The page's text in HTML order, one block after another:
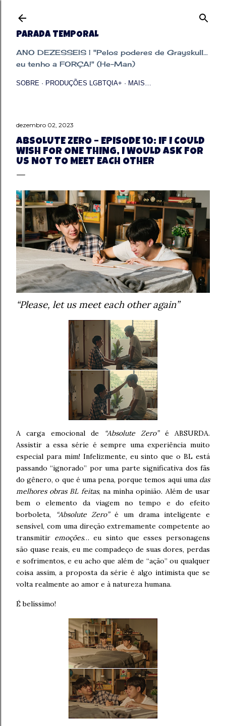
PARADA TEMPORAL
ANO DEZESSEIS | "Pelos poderes de Grayskull...
eu tenho a FORÇA!" (He-Man)
SOBRE PRODUÇÕES LGBTQIA+ MAIS…
dezembro 02, 2023
ABSOLUTE ZERO – EPISODE 10: IF I COULD
WISH FOR ONE THING, I WOULD ASK FOR
US NOT TO MEET EACH OTHER
“Please, let us meet each other again”
A carga emocional de “Absolute Zero”é ABSURDA.
Assistir a essa série é sempre uma experiência muito
especial para mim! Infelizmente, eu sinto que o BL está
passando “ignorado” por uma parte significativa dos fãs
do gênero, o que é uma pena, porque temos aqui uma das
melhores obras BL feitas, na minha opinião. Além de usar
bem o elemento da viagem no tempo e do efeito
borboleta,
“Absolute Zero”é um drama inteligente e
sensível, com uma direção extremamente competente ao
transmitir emoções… eu sinto que esses personagens
são quase reais, eu me compadeço de suas dores, perdas
e sofrimentos, e eu acho que além de “ação” ou qualquer
coisa assim, a proposta da série é algo intimista que se
volta realmente ao amor e à natureza humana.
É belíssimo!